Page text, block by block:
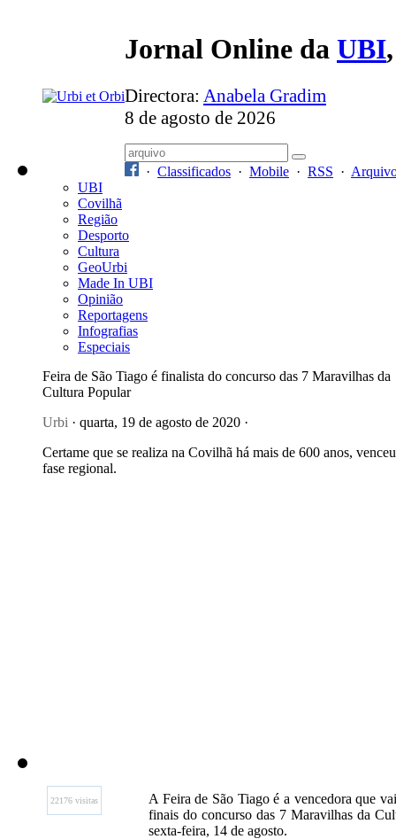
Jornal Online da UBI
Directora: Anabela Gradim
8 de agosto de 2026
· Classificados · Mobile · RSS ·
UBI
Covilhã
Região
Desporto
Cultura
GeoUrbi
Made In UBI
Opinião
Reportagens
Infografias
Especiais
Feira de São Tiago é finalista do concurso das 7 Maravilhas da
Cultura Popular
Urbi · quarta, 19 de agosto de 2020 ·
Certame que se realiza na Covilhã há mais de 600 anos,
fase regional.
22176 visitas
A Feira de São Tiago é a vencedora que
finais do concurso das 7 Maravilhas da
sexta-feira, 14 de agosto.